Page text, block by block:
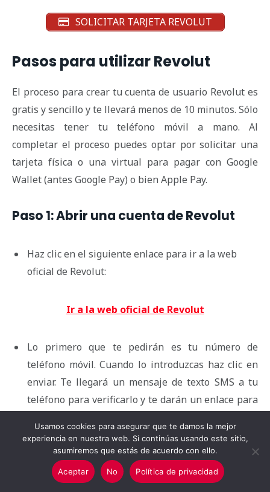
SOLICITAR TARJETA REVOLUT
Pasos para utilizar Revolut
El proceso para crear tu cuenta de usuario Revolut es
gratis y sencillo y te llevará menos de 10 minutos. Sólo
necesitas tener tu teléfono móvil a mano. Al
completar el proceso puedes optar por solicitar una
tarjeta física o una virtual para pagar con Google
Wallet (antes Google Pay) o bien Apple Pay.
Paso 1: Abrir una cuenta de Revolut
Haz clic en el siguiente enlace para ir a la web
oficial de Revolut:
Ir a la web oficial de Revolut
Lo primero que te pedirán es tu número de
teléfono móvil. Cuando lo introduzcas haz clic en
enviar. Te llegará un mensaje de texto SMS a tu
teléfono para verificarlo y te darán un enlace para
terminar de crear tu cuenta de usuario ahí.
Es posible que os pidan algún documento personal
como una foto del DNI para verificar tus datos. La
Usamos cookies para asegurar que te damos la mejor
experiencia en nuestra web. Si continúas usando este sitio,
asumiremos que estás de acuerdo con ello.
Aceptar No Política de privacidad